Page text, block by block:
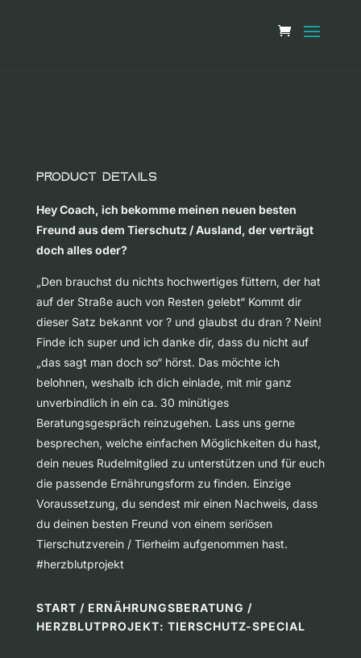
Product Details
Hey Coach, ich bekomme meinen neuen besten
Freund aus dem Tierschutz / Ausland, der verträgt
doch alles oder?
„Den brauchst du nichts hochwertiges füttern, der hat
auf der Straße auch von Resten gelebt“ Kommt dir
dieser Satz bekannt vor ? und glaubst du dran ? Nein!
Finde ich super und ich danke dir, dass du nicht auf
„das sagt man doch so“ hörst. Das möchte ich
belohnen, weshalb ich dich einlade, mit mir ganz
unverbindlich in ein ca. 30 minütiges
Beratungsgespräch reinzugehen. Lass uns gerne
besprechen, welche einfachen Möglichkeiten du hast,
dein neues Rudelmitglied zu unterstützen und für euch
die passende Ernährungsform zu finden. Einzige
Voraussetzung, du sendest mir einen Nachweis, dass
du deinen besten Freund von einem seriösen
Tierschutzverein / Tierheim aufgenommen hast.
#herzblutprojekt
START / ERNÄHRUNGSBERATUNG /
HERZBLUTPROJEKT: TIERSCHUTZ-SPECIAL